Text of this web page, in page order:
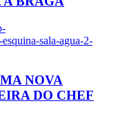
sala-agua-2-
NOVA
DO CHEF